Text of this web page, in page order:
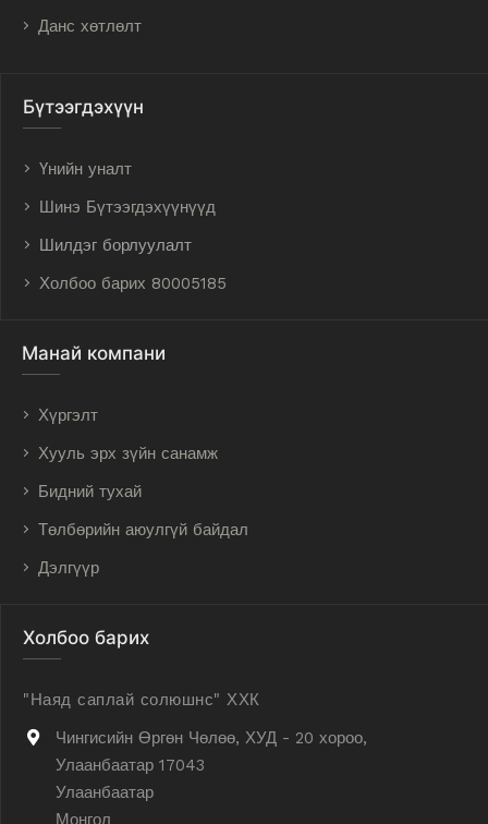
Данс хөтлөлт
Бүтээгдэхүүн
Үнийн уналт
Шинэ Бүтээгдэхүүнүүд
Шилдэг борлуулалт
Холбоо барих 80005185
Манай компани
Хүргэлт
Хууль эрх зүйн санамж
Бидний тухай
Төлбөрийн аюулгүй байдал
Дэлгүүр
Холбоо барих
"Наяд саплай солюшнс" ХХК
Чингисийн Өргөн Чөлөө, ХУД - 20 хороо,
Улаанбаатар 17043
Улаанбаатар
Монгол